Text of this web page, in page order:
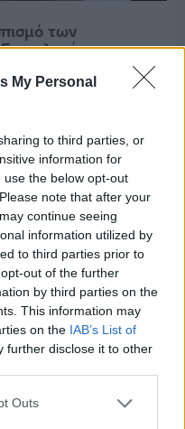
My Personal
to third parties, or
information for
the below opt-out
note that after your
continue seeing
information utilized by
to third parties prior to
out of the further
by third parties on the
This information may
on the IAB’s List of
further disclose it to other
Outs
των